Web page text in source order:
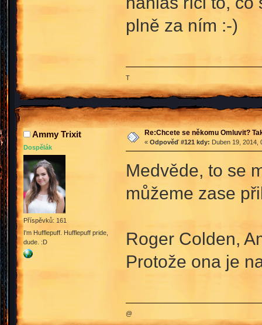
plně za ním :-)
T
Ammy Trixit
Dospělák
Příspěvků: 161
I'm Hufflepuff. Hufflepuff pride,
dude. :D
Re:Chcete se někomu Omluvit?
« Odpověď #121 kdy: Duben 19, 2014,
Medvěde, to se
můžeme zase
Roger Colden,
Protože ona je
@